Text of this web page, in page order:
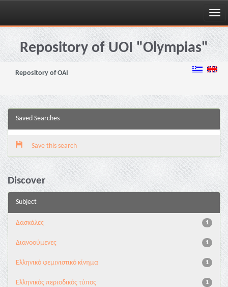
Skip
navigationRepository of UOI "Olympias"
Repository of OAI
Saved Searches
Save this search
Discover
Subject
1
Δασκάλες
1
Διανoούμενες
1
Ελληνικό φεμινιστικό κίνημα
1
Ελληνικός περιοδικός τύπος